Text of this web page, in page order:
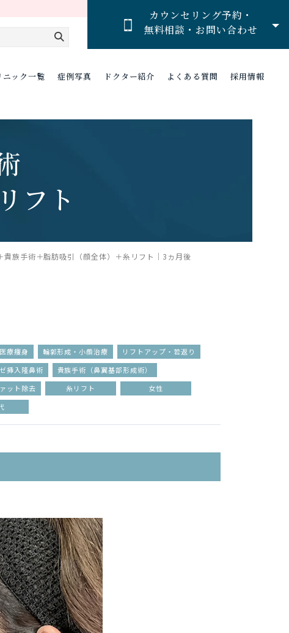
カウンセリング予約・
無料相談・お問い合わせ
ニック一覧 症例写真 ドクター紹介 よくある質問 採用情報
フト
族手術＋脂肪吸引（顔全体）＋糸リフト｜3ヵ月後
療痩身 輪郭形成・小顔治療
リフトアップ・若返り
挿入隆鼻術
貴族手術（鼻翼基部形成術）
ット除去 糸リフト
女性